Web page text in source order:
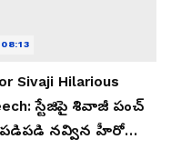
Sivaji Hilarious
స్టేజిపై శివాజీ పంచ్
నవ్విన హీరో
08:13